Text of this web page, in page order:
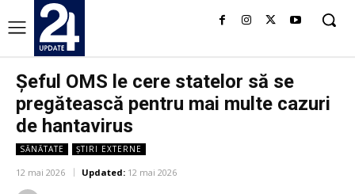
Șeful OMS le cere statelor să se
pregătească pentru mai multe cazuri
de hantavirus
SĂNĂTATE ȘTIRI EXTERNE
12 mai 2026 Updated: 12 mai 2026